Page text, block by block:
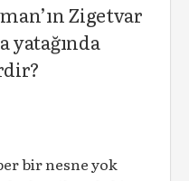
Zigetvar
yatağında
bir nesne yok